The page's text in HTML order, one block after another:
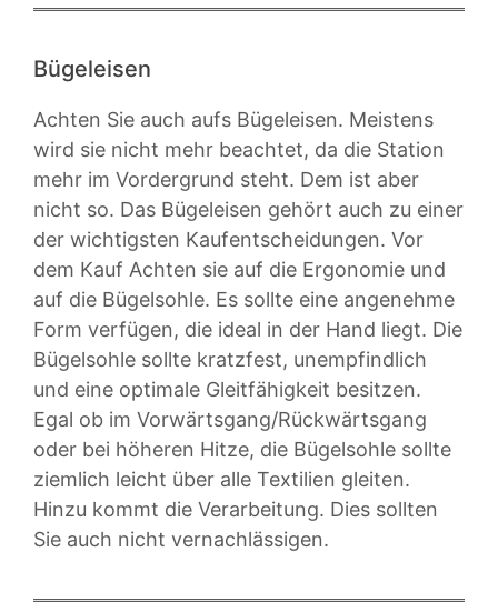
Bügeleisen
Achten Sie auch aufs Bügeleisen. Meistens
wird sie nicht mehr beachtet, da die Station
mehr im Vordergrund steht. Dem ist aber
nicht so. Das Bügeleisen gehört auch zu einer
der wichtigsten Kaufentscheidungen. Vor
dem Kauf Achten sie auf die Ergonomie und
auf die Bügelsohle. Es sollte eine angenehme
Form verfügen, die ideal in der Hand liegt. Die
Bügelsohle sollte kratzfest, unempfindlich
und eine optimale Gleitfähigkeit besitzen.
Egal ob im Vorwärtsgang/Rückwärtsgang
oder bei höheren Hitze, die Bügelsohle sollte
ziemlich leicht über alle Textilien gleiten.
Hinzu kommt die Verarbeitung. Dies sollten
Sie auch nicht vernachlässigen.